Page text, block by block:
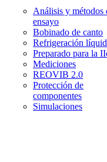
Análisis y métodos
ensayo
Bobinado de canto
Refrigeración
Preparado para la
Mediciones
REOVIB 2.0
Protección de
componentes
Simulaciones